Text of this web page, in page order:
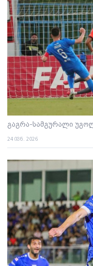
გაგრა-სამგურალი
24 ივნ. 2026